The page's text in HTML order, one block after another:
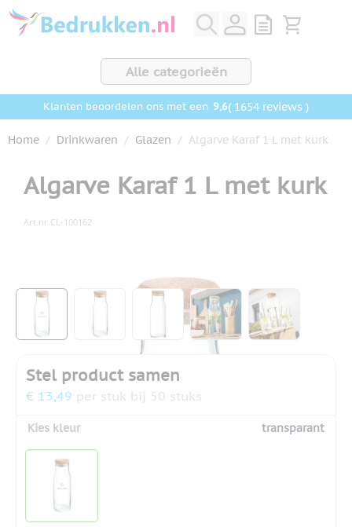
Ga naar de inhoud
View quote,
Bekijk
Alle categorieën
Klanten beoordelen ons met een 9,6( 1654 reviews )
Home / Drinkwaren / Glazen / Algarve Karaf 1 L met kurk
Algarve Karaf 1 L met kurk
Art.nr. CL-100162
Klik om afbeelding op volledig scherm te bekijken
View larger imageView larger imageView larger image
View larger image
View larger
Stel product samen
€ 13,49 per stuk bij 50 stuks
Kies kleur transparant